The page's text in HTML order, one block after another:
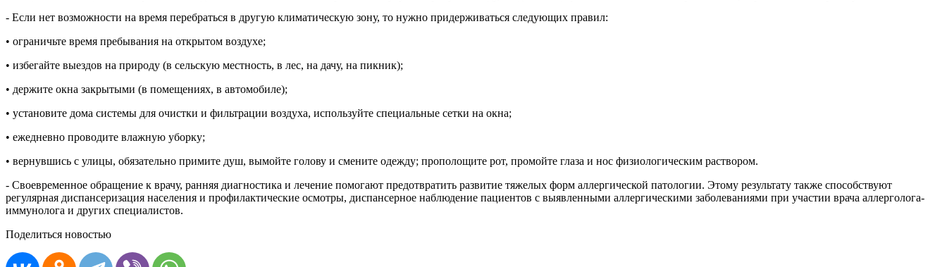
- Если нет возможности на время перебраться в другую климатическую зону, то нужно придерживаться следующих правил:
• ограничьте время пребывания на открытом воздухе;
• избегайте выездов на природу (в сельскую местность, в лес, на дачу, на пикник);
• держите окна закрытыми (в помещениях, в автомобиле);
• установите дома системы для очистки и фильтрации воздуха, используйте специальные сетки на окна;
• ежедневно проводите влажную уборку;
• вернувшись с улицы, обязательно примите душ, вымойте голову и смените одежду; прополощите рот, промойте глаза и нос физиологическим раствором.
- Своевременное обращение к врачу, ранняя диагностика и лечение помогают предотвратить развитие тяжелых форм аллергической патологии. Этому результату также способствуют
регулярная диспансеризация населения и профилактические осмотры, диспансерное наблюдение пациентов с выявленными аллергическими заболеваниями при участии врача аллерголога-
иммунолога и других специалистов.
Поделиться новостью